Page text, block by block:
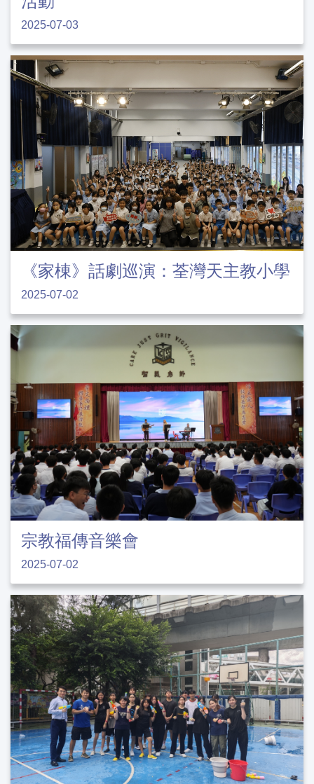
2025-07-03
《家棟》話劇巡演：荃灣天主教小學
2025-07-02
宗教福傳音樂會
2025-07-02